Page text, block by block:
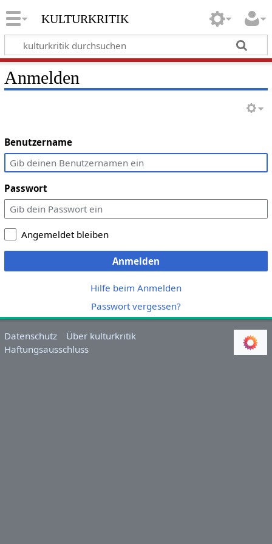
kulturkritik
Anmelden
Benutzername
Passwort
Angemeldet bleiben
Anmelden
Hilfe beim Anmelden
Passwort vergessen?
Datenschutz
Über kulturkritik
Haftungsausschluss